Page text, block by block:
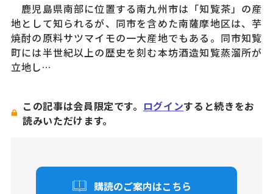
鹿児島県南部に位置する南九州市は「知覧茶」の産
地として知られるが、同市を含めた南薩摩地区は、芋
焼酎の原料サツマイモの一大産地でもある。同市知覧
町には半世紀以上の歴史を刻む本坊酒造知覧蒸溜所が
立地し…
この記事は会員限定です。 ログインすると続きをお
読みいただけます。
購読のご案内はこちら